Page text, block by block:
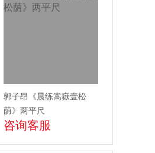
郭子昂《晨练嵩嶽壹松
荫》两平尺
咨询客服